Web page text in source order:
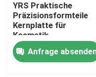
Treten Sie mit uns
Nachrichten
YRS Praktische
Präzisionsformteile
Kernplatte für
Kosmetik
Kunststoffform
Anfrage